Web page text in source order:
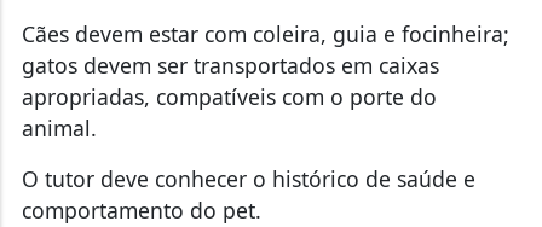
Cães devem estar com coleira, guia e focinheira;
gatos devem ser transportados em caixas
apropriadas, compatíveis com o porte do
animal.
O tutor deve conhecer o histórico de saúde e
comportamento do pet.